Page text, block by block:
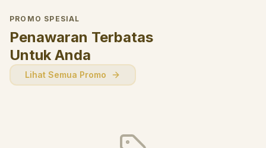
PROMO SPESIAL
Penawaran Terbatas
Untuk Anda
Lihat Semua Promo